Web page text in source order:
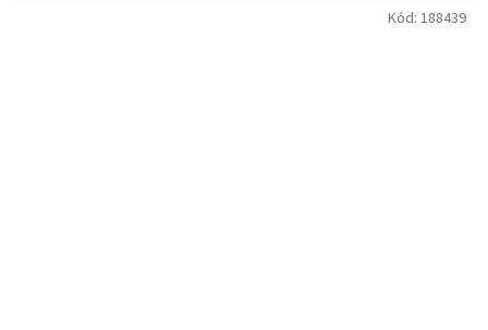
Kód: 188439